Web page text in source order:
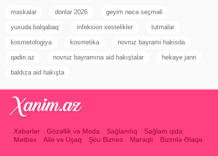
maskalar donlar 2026 geyim necə seçməli
yuxuda balqabaq infeksion xestelikler tutmalar
kosmetologiya kosmetika novruz bayrami hakisda
qadin.az novruz bayramına aid hakıştalar hekaye janri
baldıza aid hakışta
Xəbərlər Gözəllik və Moda Sağlamlıq
Sağlam qida
Mətbəx
Ailə və Uşaq Şou Biznes Maraqlı Bizimlə Əlaqə